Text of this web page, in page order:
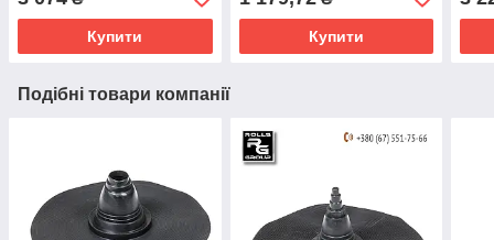
Купити Купити
Подібні товари компанії